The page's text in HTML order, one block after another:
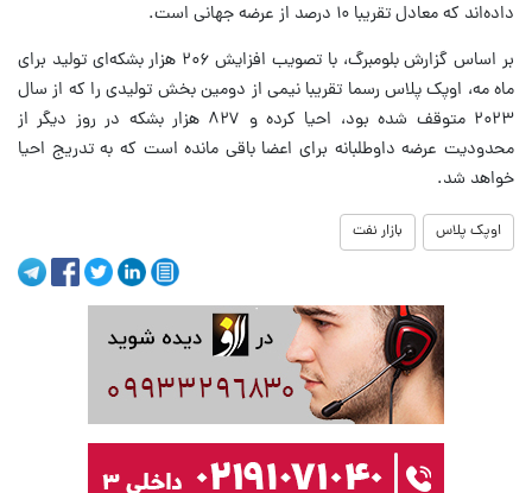
داده‌اند که معادل تقریبا ۱۰ درصد از عرضه جهانی است.
بر اساس گزارش بلومبرگ، با تصویب افزایش ۲۰۶ هزار بشکه‌ای تولید برای
ماه مه، اوپک پلاس رسما تقریبا نیمی از دومین بخش تولیدی را که از سال
۲۰۲۳ متوقف شده بود، احیا کرده و ۸۲۷ هزار بشکه در روز دیگر از
محدودیت عرضه داوطلبانه برای اعضا باقی مانده است که به تدریج احیا
خواهد شد.
اوپک پلاس بازار نفت